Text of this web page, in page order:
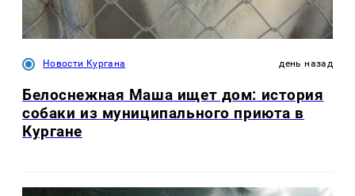
Новости Кургана день назад
Белоснежная Маша ищет дом: история
собаки из муниципального приюта в
Кургане